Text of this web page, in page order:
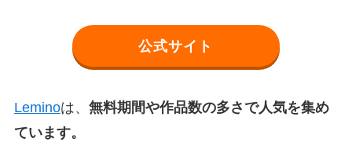
公式サイト
Leminoは、 無料期間や作品数の多さで人気を集め
ています。